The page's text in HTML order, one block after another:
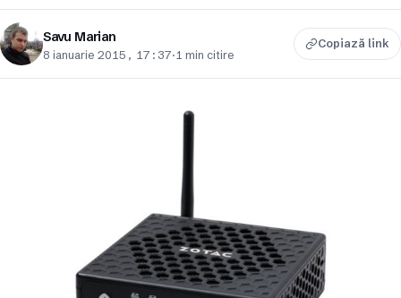
Savu Marian
8 ianuarie 2015, 17:37·1 min citire
Copiază link